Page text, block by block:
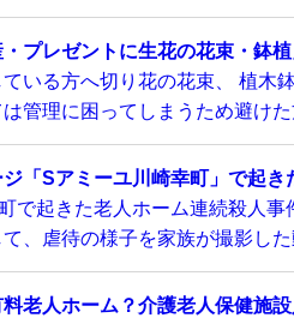
プレゼントに生花の花束・鉢
いる方へ切り花の花束、 植木
管理に困ってしまうため避け
「Sアミーユ川崎幸町」で起き
で起きた老人ホーム連続殺人
、虐待の様子を家族が撮影し
老人ホーム？介護老人保健施